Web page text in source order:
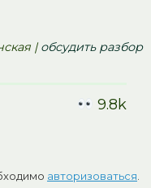
|обсудить разбор
9.8k
авторизоваться